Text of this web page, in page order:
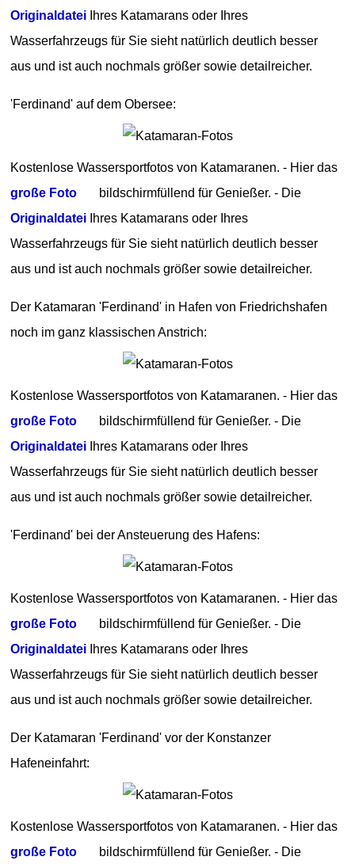
Originaldatei Ihres Katamarans oder Ihres
Wasserfahrzeugs für Sie sieht natürlich deutlich besser
aus und ist auch nochmals größer sowie detailreicher.
'Ferdinand' auf dem Obersee:
Kostenlose Wassersportfotos von Katamaranen. - Hier das
große Foto
bildschirmfüllend für Genießer. - Die
Originaldatei Ihres Katamarans oder Ihres
Wasserfahrzeugs für Sie sieht natürlich deutlich besser
aus und ist auch nochmals größer sowie detailreicher.
Der Katamaran 'Ferdinand' in Hafen von Friedrichshafen
noch im ganz klassischen Anstrich:
Kostenlose Wassersportfotos von Katamaranen. - Hier das
große Foto
bildschirmfüllend für Genießer. - Die
Originaldatei Ihres Katamarans oder Ihres
Wasserfahrzeugs für Sie sieht natürlich deutlich besser
aus und ist auch nochmals größer sowie detailreicher.
'Ferdinand' bei der Ansteuerung des Hafens:
Kostenlose Wassersportfotos von Katamaranen. - Hier das
große Foto
bildschirmfüllend für Genießer. - Die
Originaldatei Ihres Katamarans oder Ihres
Wasserfahrzeugs für Sie sieht natürlich deutlich besser
aus und ist auch nochmals größer sowie detailreicher.
Der Katamaran 'Ferdinand' vor der Konstanzer
Hafeneinfahrt:
Kostenlose Wassersportfotos von Katamaranen. - Hier das
große Foto
bildschirmfüllend für Genießer. - Die